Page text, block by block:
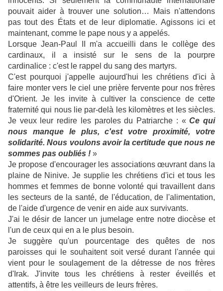
pouvait aider à trouver une solution… Mais n'attendons
pas tout des États et de leur diplomatie. Agissons ici et
maintenant, comme le pape nous y a appelés.
Lorsque Jean-Paul II m'a accueilli dans le collège des
cardinaux, il a insisté sur le sens de la pourpre
cardinalice : c'est le rappel du sang des martyrs.
C'est pourquoi j'appelle aujourd'hui les chrétiens d'ici à
faire monter vers le ciel une prière fervente pour nos frères
d'Orient. Je les invite à cultiver la conscience de cette
fraternité qui nous lie par-delà les kilomètres et les siècles.
Je veux leur redire les paroles du Patriarche : «Ce qui
nous manque le plus, c'est votre proximité, votre
solidarité. Nous voulons avoir la certitude que nous ne
sommes pas oubliés ! »
Je propose d'encourager les associations œuvrant dans la
plaine de Ninive. Je supplie les chrétiens d'ici et tous les
hommes et femmes de bonne volonté qui travaillent dans
les secteurs de la santé, de l'éducation, de l'alimentation,
de l'aide d'urgence de venir en aide aux survivants.
J'ai le désir de lancer un jumelage entre notre diocèse et
l'un de ceux qui en a le plus besoin.
Je suggère qu'un pourcentage des quêtes de nos
paroisses qui le souhaitent soit versé durant l'année qui
vient pour le soulagement de la détresse de nos frères
d'Irak. J'invite tous les chrétiens à rester éveillés et
attentifs, à être les veilleurs de leurs frères.